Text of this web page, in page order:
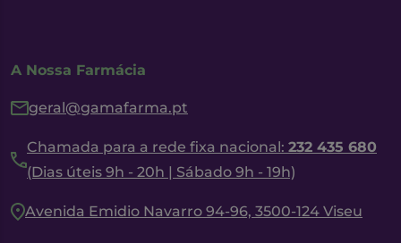
A Nossa Farmácia
geral@gamafarma.pt
Chamada para a rede fixa nacional: 232 435 680
(Dias úteis 9h - 20h | Sábado 9h - 19h)
Avenida Emidio Navarro 94-96, 3500-124 Viseu